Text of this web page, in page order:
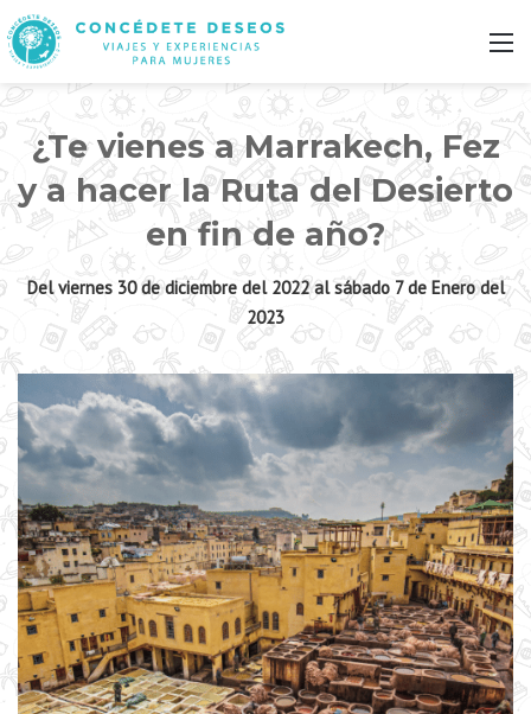
¿Te vienes a Marrakech, Fez
y a hacer la Ruta del Desierto
en fin de año?
Del viernes 30 de diciembre del 2022 al sábado 7 de Enero del
2023